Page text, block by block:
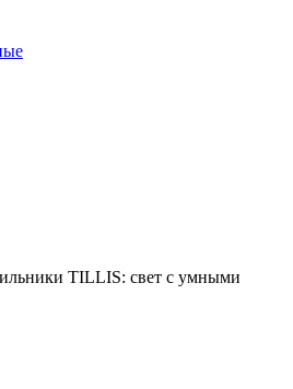
TILLIS: свет с умными